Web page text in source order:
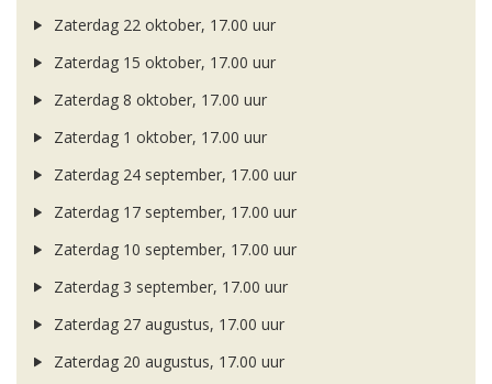
Zaterdag 22 oktober, 17.00 uur
Zaterdag 15 oktober, 17.00 uur
Zaterdag 8 oktober, 17.00 uur
Zaterdag 1 oktober, 17.00 uur
Zaterdag 24 september, 17.00 uur
Zaterdag 17 september, 17.00 uur
Zaterdag 10 september, 17.00 uur
Zaterdag 3 september, 17.00 uur
Zaterdag 27 augustus, 17.00 uur
Zaterdag 20 augustus, 17.00 uur